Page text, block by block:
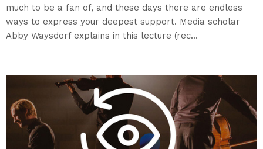
much to be a fan of, and these days there are endless
ways to express your deepest support. Media scholar
Abby Waysdorf explains in this lecture (rec...